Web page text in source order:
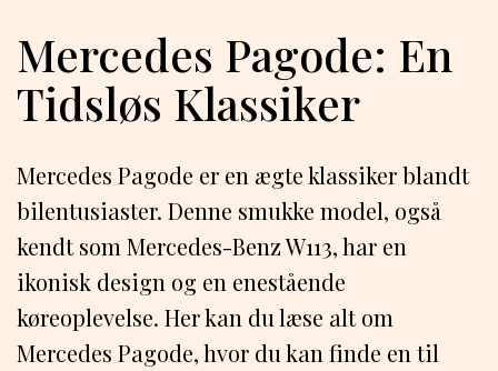
Mercedes Pagode: En
Tidsløs Klassiker
Mercedes Pagode er en ægte klassiker blandt
bilentusiaster. Denne smukke model, også
kendt som Mercedes-Benz W113, har en
ikonisk design og en enestående
køreoplevelse. Her kan du læse alt om
Mercedes Pagode, hvor du kan finde en til